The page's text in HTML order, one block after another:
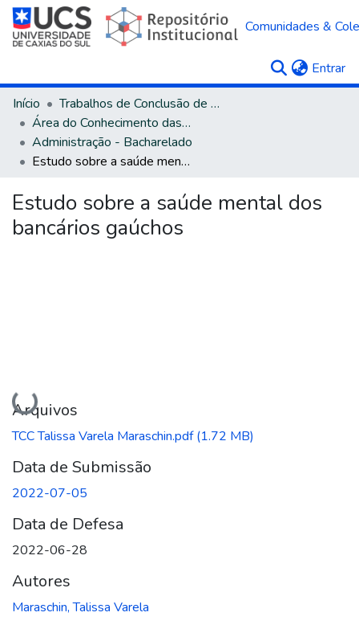
Comunidades &
Entrar
Início
Trabalhos de Conclusão de Curso
Área do Conhecimento das Ciências Sociais Aplicadas
Administração - Bacharelado
Estudo sobre a saúde mental dos bancários gaúchos
Estudo sobre a saúde mental dos
bancários gaúchos
Carregando...
Arquivos
TCC Talissa Varela Maraschin.pdf(1.72 MB)
Data de Submissão
2022-07-05
Data de Defesa
2022-06-28
Autores
Maraschin, Talissa Varela